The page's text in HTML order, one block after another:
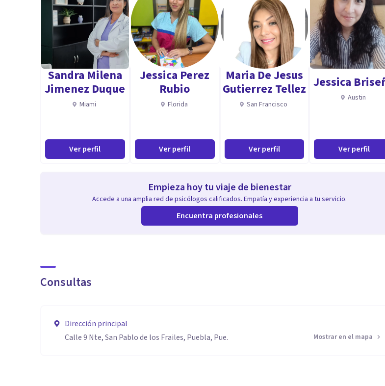
Sandra Milena
Jimenez Duque
Miami
Ver perfil
Jessica Perez
Rubio
Florida
Ver perfil
Maria De Jesus
Gutierrez Tellez
San Francisco
Ver perfil
Jessica
Austin
Ver perfil
Empieza hoy tu viaje de bienestar
Accede a una amplia red de psicólogos calificados. Empatía y experiencia a tu servicio.
Encuentra profesionales
Consultas
Dirección principal
Calle 9 Nte, San Pablo de los Frailes, Puebla, Pue.
Mostrar en el mapa